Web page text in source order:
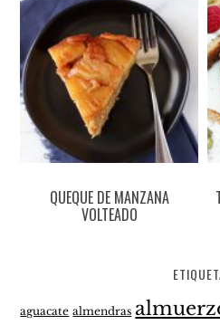
QUEQUE DE MANZANA
VOLTEADO
aguacate almendras